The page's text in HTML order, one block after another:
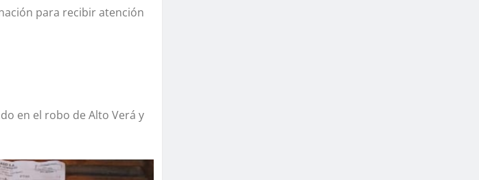
para recibir atención
en el robo de Alto Verá y